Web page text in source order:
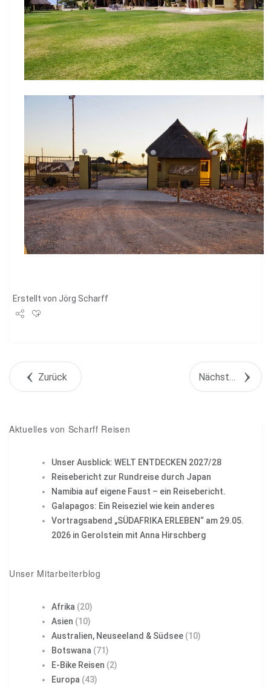
Erstellt von Jörg Scharff
+1Zurück Nächstes Objekt
Aktuelles von Scharff Reisen
Unser Ausblick: WELT ENTDECKEN 2027/28
Reisebericht zur Rundreise durch Japan
Namibia auf eigene Faust – ein Reisebericht.
Galapagos: Ein Reiseziel wie kein anderes
Vortragsabend „SÜDAFRIKA ERLEBEN“ am 29.05.
2026 in Gerolstein mit Anna Hirschberg
Unser Mitarbeiterblog
Afrika (20)
Asien (10)
Australien, Neuseeland & Südsee (10)
Botswana (71)
E-Bike Reisen (2)
Europa (43)